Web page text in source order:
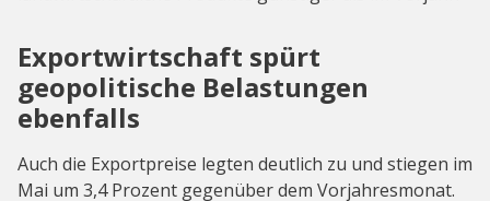
Exportwirtschaft spürt
geopolitische Belastungen
ebenfalls
Auch die Exportpreise legten deutlich zu und stiegen im
Mai um 3,4 Prozent gegenüber dem Vorjahresmonat.